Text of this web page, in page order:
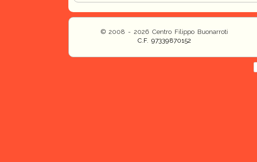
© 2008 - 2026 Centro Filippo Buonarroti
C.F. 97339870152